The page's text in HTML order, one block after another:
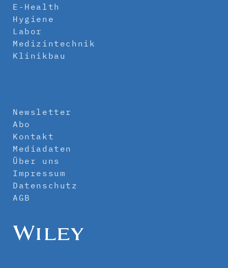
E-Health
Hygiene
Labor
Medizintechnik
Klinikbau
Newsletter
Abo
Kontakt
Mediadaten
Über uns
Impressum
Datenschutz
AGB